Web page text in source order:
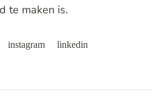
te maken is.
instagram linkedin